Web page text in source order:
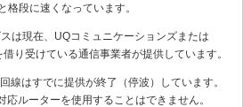
段に速くなっています。
は現在、UQコミュニケーションズまたは
り受けている通信事業者が提供しています。
線はすでに提供が終了（停波）しています。
応ルーターを使用することはできません。